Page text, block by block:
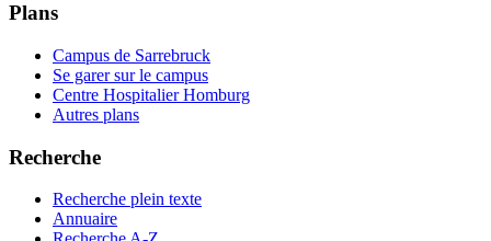
Plans
Campus de Sarrebruck
Se garer sur le campus
Centre Hospitalier Homburg
Autres plans
Recherche
Recherche plein texte
Annuaire